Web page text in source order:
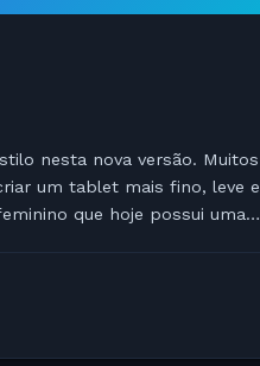
nesta nova versão. Muitos
um tablet mais fino, leve e
que hoje possui uma